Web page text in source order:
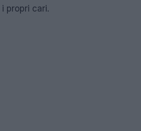
propri cari.